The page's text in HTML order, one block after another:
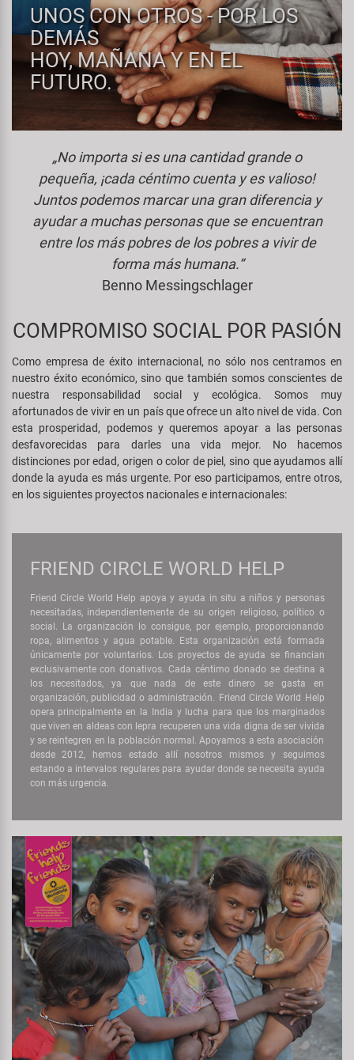
PartFinder
Espejos
Guardabarros y Protección del
Cuadro
Portaequipajes
Remolques
Rodillos de Entrenamiento
Transporte y Aparcamiento
Frenos
Grips
Horquillas
Manillares y Potencias
Neumáticos de Bicicleta
Pedales
Tijas de Sillín
Personalización
Productos Cuidado / Reparación
Soportes Montaje / Equipamiento
de Taller
equipamiento-tienda
KUJO
Litemove
M-Wave
Novatec
Samox
SRAM/RockShox
Super B
Trail-Gator
Velo
Todas las marcas
UNOS CON OTROS - POR LOS
DEMÁS
HOY, MAÑANA Y EN EL
FUTURO.
„No importa si es una cantidad grande o
pequeña, ¡cada céntimo cuenta y es valioso!
Juntos podemos marcar una gran diferencia y
ayudar a muchas personas que se encuentran
entre los más pobres de los pobres a vivir de
forma más humana.“
Benno Messingschlager
COMPROMISO SOCIAL POR PASIÓN
Como empresa de éxito internacional, no sólo nos centramos en
nuestro éxito económico, sino que también somos conscientes de
nuestra responsabilidad social y ecológica. Somos muy
afortunados de vivir en un país que ofrece un alto nivel de vida. Con
esta prosperidad, podemos y queremos apoyar a las personas
desfavorecidas para darles una vida mejor. No hacemos
distinciones por edad, origen o color de piel, sino que ayudamos allí
donde la ayuda es más urgente. Por eso participamos, entre otros,
en los siguientes proyectos nacionales e internacionales:
FRIEND CIRCLE WORLD HELP
Friend Circle World Help apoya y ayuda in situ a niños y personas
necesitadas, independientemente de su origen religioso, político o
social. La organización lo consigue, por ejemplo, proporcionando
ropa, alimentos y agua potable. Esta organización está formada
únicamente por voluntarios. Los proyectos de ayuda se financian
exclusivamente con donativos. Cada céntimo donado se destina a
los necesitados, ya que nada de este dinero se gasta en
organización, publicidad o administración. Friend Circle World Help
opera principalmente en la India y lucha para que los marginados
que viven en aldeas con lepra recuperen una vida digna de ser vivida
y se reintegren en la población normal. Apoyamos a esta asociación
desde 2012, hemos estado allí nosotros mismos y seguimos
estando a intervalos regulares para ayudar donde se necesita ayuda
con más urgencia.